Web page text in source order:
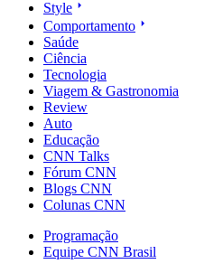
Style
Comportamento
Saúde
Ciência
Tecnologia
Viagem & Gastronomia
Review
Auto
Educação
CNN Talks
Fórum CNN
Blogs CNN
Colunas CNN
Programação
Equipe CNN Brasil